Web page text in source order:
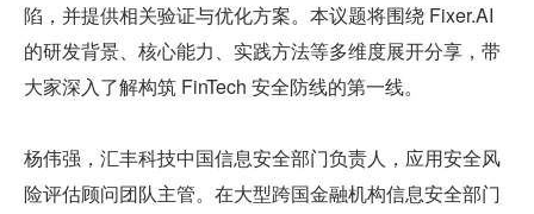
陷，并提供相关验证与优化方案。本议题将围绕 Fixer.AI
的研发背景、核心能力、实践方法等多维度展开分享，带
大家深入了解构筑 FinTech 安全防线的第一线。
杨伟强，汇丰科技中国信息安全部门负责人，应用安全风
险评估顾问团队主管。在大型跨国金融机构信息安全部门